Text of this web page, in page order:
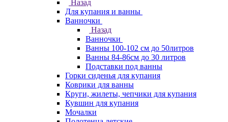
Назад
Для купания и ванны
Ванночки
Назад
Ванночки
Ванны 100-102 см до 50литров
Ванны 84-86см до 30 литров
Подставки под ванны
Горки сиденья для купания
Коврики для ванны
Круги, жилеты, чепчики для купания
Кувшин для купания
Мочалки